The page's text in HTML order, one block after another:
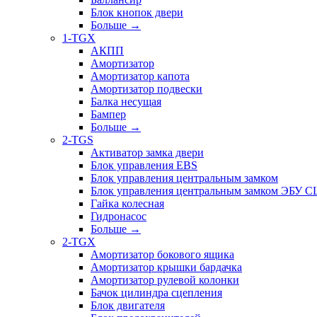
Блок кнопок двери
Больше →
1-TGX
АКПП
Амортизатор
Амортизатор капота
Амортизатор подвески
Балка несущая
Бампер
Больше →
2-TGS
Активатор замка двери
Блок управления EBS
Блок управления центральным замком
Блок управления центральным замком ЭБУ
Гайка колесная
Гидронасос
Больше →
2-TGX
Амортизатор бокового ящика
Амортизатор крышки бардачка
Амортизатор рулевой колонки
Бачок цилиндра сцепления
Блок двигателя